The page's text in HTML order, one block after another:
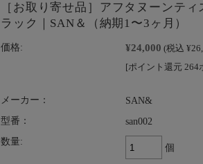
［お取り寄せ品］アフタヌーンテ
ラック｜SAN＆（納期1〜3ヶ月）
価格: ¥24,000 (税込
[ポイント還元 264
メーカー：
SAN&
型番：
san002
数量:
個